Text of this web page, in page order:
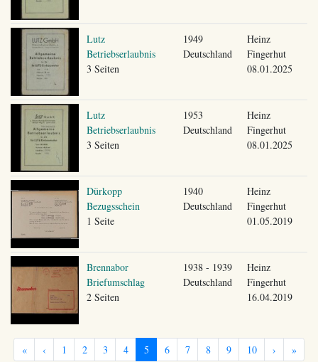
Lutz
Betriebserlaubnis
3 Seiten
1949
Deutschland
Heinz
Fingerhut
08.01.2025
Lutz
Betriebserlaubnis
3 Seiten
1953
Deutschland
Heinz
Fingerhut
08.01.2025
Dürkopp
Bezugsschein
1 Seite
1940
Deutschland
Heinz
Fingerhut
01.05.2019
Brennabor
Briefumschlag
2 Seiten
1938 - 1939
Deutschland
Heinz
Fingerhut
16.04.2019
« ‹ 1 2 3 4 5 6 7 8 9 10 › »